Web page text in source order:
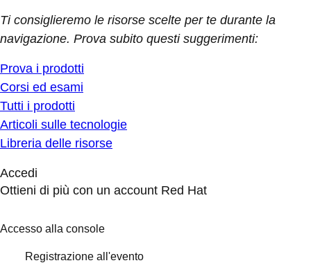
Ti consiglieremo le risorse scelte per te durante la
navigazione. Prova subito questi suggerimenti:
Prova i prodotti
Corsi ed esami
Tutti i prodotti
Articoli sulle tecnologie
Libreria delle risorse
Accedi
Ottieni di più con un account Red Hat
Accesso alla console
Registrazione all'evento